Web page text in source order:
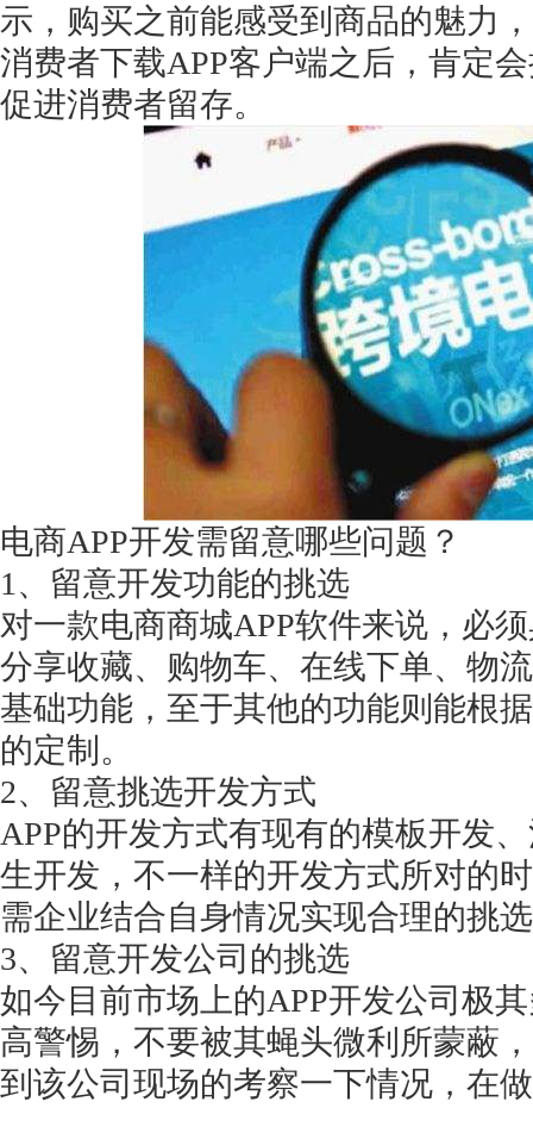
示，购买之前能感受到商品的魅力
消费者下载APP客户端之后，肯定
促进消费者留存。
电商APP开发需留意哪些问题？
1、留意开发功能的挑选
对一款电商商城APP软件来说，必
分享收藏、购物车、在线下单、物
基础功能，至于其他的功能则能根
的定制。
2、留意挑选开发方式
APP的开发方式有现有的模板开发
生开发，不一样的开发方式所对的
需企业结合自身情况实现合理的挑
3、留意开发公司的挑选
如今目前市场上的APP开发公司极
高警惕，不要被其蝇头微利所蒙蔽
到该公司现场的考察一下情况，在
获得产品报价方案
1万个想法不如1次的方案落地
扫码添加[商务总监]沟通方案